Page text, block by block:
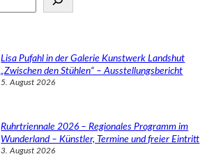
Lisa Pufahl in der Galerie Kunstwerk Landshut
„Zwischen den Stühlen“ – Ausstellungsbericht
5. August 2026
Ruhrtriennale 2026 – Regionales Programm im
Wunderland – Künstler, Termine und freier Eintritt
3. August 2026